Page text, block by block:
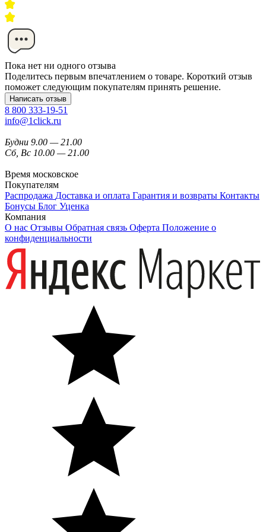
Пока нет ни одного отзыва
Поделитесь первым впечатлением о товаре. Короткий отзыв
поможет следующим покупателям принять решение.
Написать отзыв
8 800 333-19-51
info@1click.ru
Будни 9.00 — 21.00
Сб, Вс 10.00 — 21.00
Время московское
Покупателям
Распродажа Доставка и оплата Гарантия и возвраты Контакты
Бонусы Блог Уценка
Компания
О нас Отзывы Обратная связь Оферта Положение о
конфиденциальности